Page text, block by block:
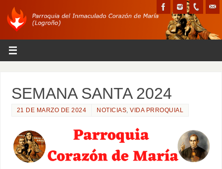
SEMANA SANTA 2024
21 DE MARZO DE 2024 NOTICIAS,VIDA PRROQUIAL